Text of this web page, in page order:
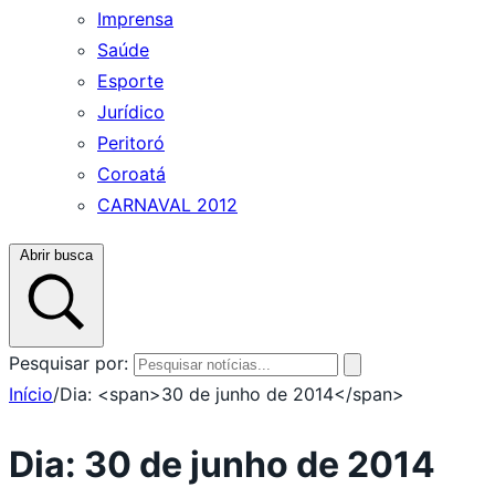
Imprensa
Saúde
Esporte
Jurídico
Peritoró
Coroatá
CARNAVAL 2012
Abrir busca
Pesquisar por:
Início/Dia: <span>30 de junho de 2014</span>
Dia: 30 de junho de 2014